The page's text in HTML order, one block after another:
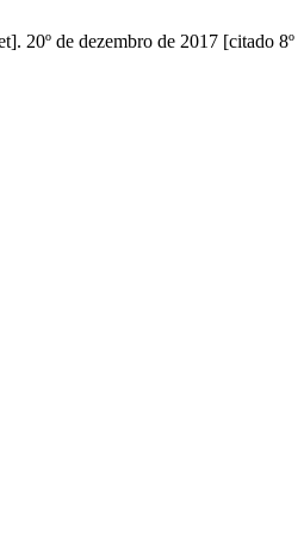
20º de dezembro de 2017 [citado 8º